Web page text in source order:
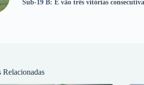
Sub-19 B: E vão três vitórias
Relacionadas